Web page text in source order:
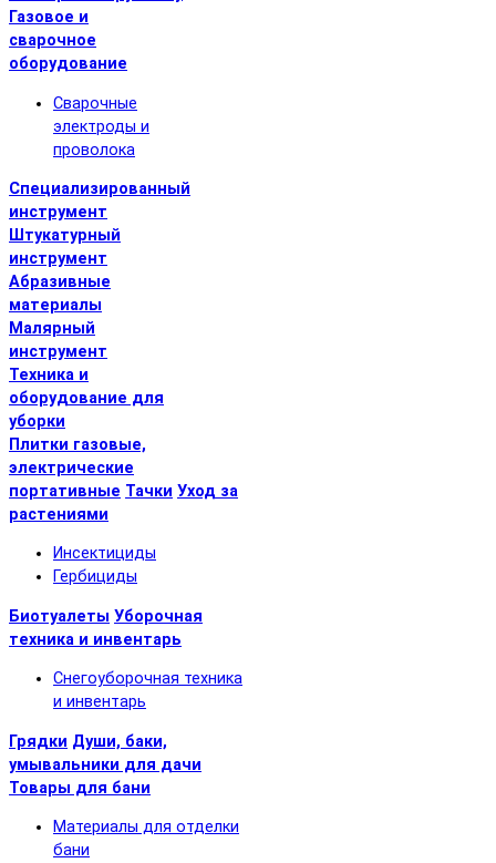
Газовое и
сварочное
оборудование
Сварочные
электроды и
проволока
Специализированный
инструмент
Штукатурный
инструмент
Абразивные
материалы
Малярный
инструмент
Техника и
оборудование для
уборки
Плитки газовые,
электрические
портативные Тачки Уход за
растениями
Инсектициды
Гербициды
Биотуалеты Уборочная
техника и инвентарь
Снегоуборочная техника
и инвентарь
Грядки Души, баки,
умывальники для дачи
Товары для бани
Материалы для отделки
бани